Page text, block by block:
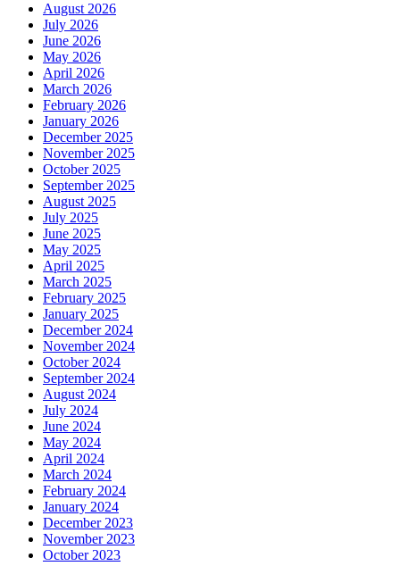
August 2026
July 2026
June 2026
May 2026
April 2026
March 2026
February 2026
January 2026
December 2025
November 2025
October 2025
September 2025
August 2025
July 2025
June 2025
May 2025
April 2025
March 2025
February 2025
January 2025
December 2024
November 2024
October 2024
September 2024
August 2024
July 2024
June 2024
May 2024
April 2024
March 2024
February 2024
January 2024
December 2023
November 2023
October 2023